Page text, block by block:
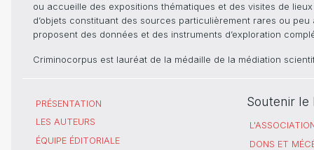
ou accueille des expositions thématiques et des visites de
d’objets constituant des sources particulièrement rares ou
proposent des données et des instruments d’exploration
Criminocorpus est lauréat de la médaille de la médiation
PRÉSENTATION
LES AUTEURS
ÉQUIPE ÉDITORIALE
Soutenir le
DONS ET